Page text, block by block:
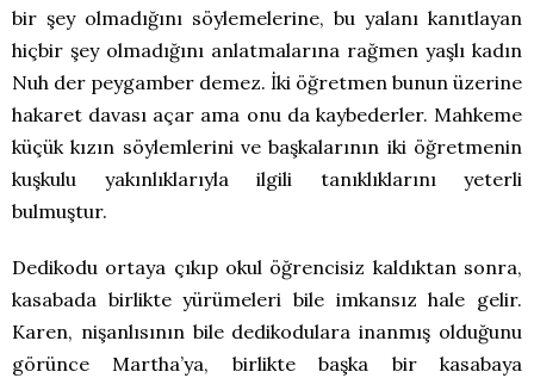
bir şey olmadığını söylemelerine, bu yalanı kanıtlayan
hiçbir şey olmadığını anlatmalarına rağmen yaşlı kadın
Nuh der peygamber demez. İki öğretmen bunun üzerine
hakaret davası açar ama onu da kaybederler. Mahkeme
küçük kızın söylemlerini ve başkalarının iki öğretmenin
kuşkulu yakınlıklarıyla ilgili tanıklıklarını yeterli
bulmuştur.
Dedikodu ortaya çıkıp okul öğrencisiz kaldıktan sonra,
kasabada birlikte yürümeleri bile imkansız hale gelir.
Karen, nişanlısının bile dedikodulara inanmış olduğunu
görünce Martha’ya, birlikte başka bir kasabaya